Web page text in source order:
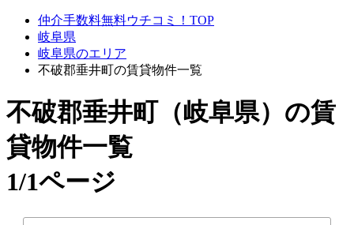
仲介手数料無料ウチコミ！TOP
岐阜県
岐阜県のエリア
不破郡垂井町の賃貸物件一覧
不破郡垂井町（岐阜県） の賃
貸物件一覧
1/1ページ